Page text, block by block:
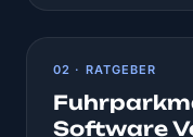
02 · RATGEBER
Software